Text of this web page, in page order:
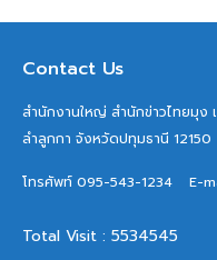
Contact Us
สำนักงานใหญ่ สำนักข่าวไทยมุง
ลำลูกกา จังหวัดปทุมธานี 12150
โทรศัพท์ 095-543-1234 E-
Total Visit : 5534545